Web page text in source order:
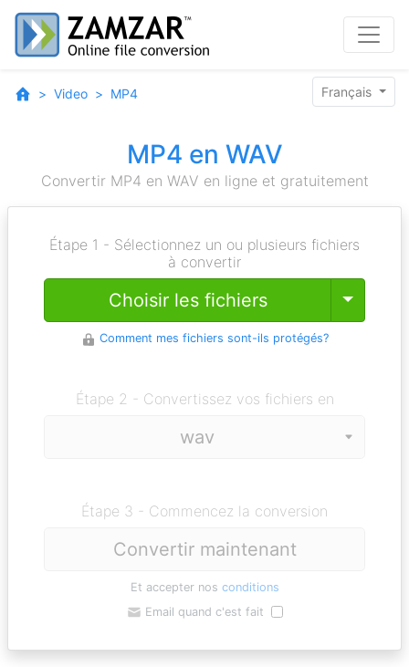
Video MP4 Français
MP4 en WAV
Convertir MP4 en WAV en ligne et gratuitement
Étape 1 - Sélectionnez un ou plusieurs fichiers
à convertir
Choisir les fichiers Toggle
Comment mes fichiers sont-ils protégés?
Étape 2 - Convertissez vos fichiers en
Étape 3 - Commencez la conversion
Convertir maintenant
Et accepter nos conditions
Email quand c'est fait